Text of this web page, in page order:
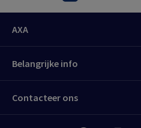
AXA
Belangrijke info
Contacteer ons